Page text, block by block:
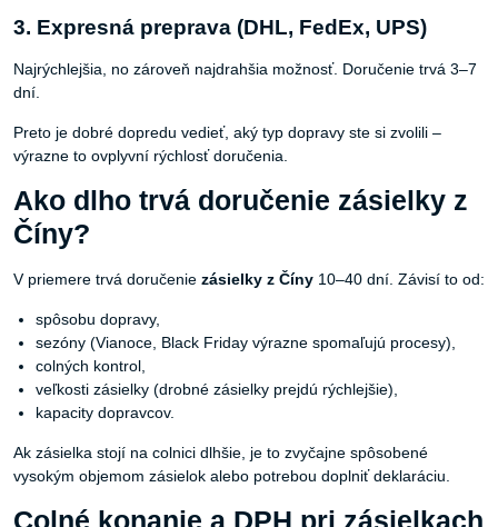
3. Expresná preprava (DHL, FedEx, UPS)
Najrýchlejšia, no zároveň najdrahšia možnosť. Doručenie trvá 3–7
dní.
Preto je dobré dopredu vedieť, aký typ dopravy ste si zvolili –
výrazne to ovplyvní rýchlosť doručenia.
Ako dlho trvá doručenie zásielky z
Číny?
V priemere trvá doručenie zásielky z Číny 10–40 dní. Závisí to od:
spôsobu dopravy,
sezóny (Vianoce, Black Friday výrazne spomaľujú procesy),
colných kontrol,
veľkosti zásielky (drobné zásielky prejdú rýchlejšie),
kapacity dopravcov.
Ak zásielka stojí na colnici dlhšie, je to zvyčajne spôsobené
vysokým objemom zásielok alebo potrebou doplniť deklaráciu.